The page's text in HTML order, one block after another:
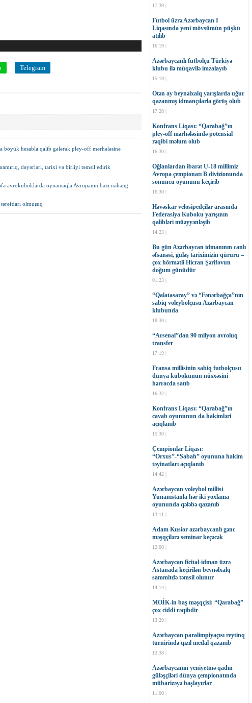
17:39 |
Futbol üzrə Azərbaycan I
Liqasında yeni mövsümün püşkü
atılıb
16:19 |
Azərbaycanlı futbolçu Türkiyə
klubu ilə müqavilə imzalayıb
15:19 |
Ötən ay beynəlxalq yarışlarda uğur
qazanmış idmançılarla görüş olub
17:28 |
Konfrans Liqası: “Qarabağ”ın
pley-off mərhələsində potensial
rəqibi məlum olub
16:30 |
Oğlanlardan ibarət U-18 millimiz
Avropa çempionatı B divizionunda
sonuncu oyununu keçirib
16:30 |
Həvəskar velosipedçilər arasında
Federasiya Kuboku yarışının
qalibləri müəyyənləşib
14:23 |
Bu gün Azərbaycan idmanının canlı
əfsanəsi, güləş tariximizin qüruru –
çox hörmətli Hicran Şərifovun
doğum günüdür
01:23 |
“Qalatasaray” və “Fənərbağça”nın
sabiq voleybolçusu Azərbaycan
klubunda
18:30 |
“Arsenal”dan 90 milyon avroluq
transfer
17:19 |
Fransa millisinin sabiq futbolçusu
dünya kubokunun nüsxəsini
hərracda satıb
16:32 |
Konfrans Liqası: “Qarabağ”ın
cavab oyununun da hakimləri
açıqlanıb
15:30 |
Çempionlar Liqası:
“Orxus”-“Sabah” oyununa hakim
təyinatları açıqlanıb
14:42 |
Azərbaycan voleybol millisi
Yunanıstanla hər iki yoxlama
oyununda qələbə qazanıb
13:11 |
Adam Kusior azərbaycanlı gənc
məşqçilərə seminar keçəcək
12:00 |
Azərbaycan ficital-idman üzrə
Astanada keçirilən beynəlxalq
sammitdə təmsil olunur
14:14 |
MOİK-in baş məşqçisi: “Qarabağ”
çox ciddi rəqibdir
13:29 |
Azərbaycan paralimpiyaçısı reytinq
turnirində qızıl medal qazanıb
12:38 |
Azərbaycanın yeniyetmə qadın
güləşçiləri dünya çempionatında
mübarizəyə başlayırlar
11:00 |
Telegram
böyük hesabla qalib gələrək pley-off mərhələsinə
dəyərləri, tarixi və birliyi təmsil edirik
avrokuboklarda oynamaqla Avropanın bəzi nəhəng
olmuşuq